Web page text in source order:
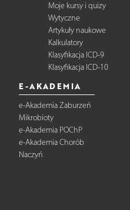
Moje kursy i quizy
Wytyczne
Artykuły naukowe
Kalkulatory
Klasyfikacja ICD-9
Klasyfikacja ICD-10
E-AKADEMIA
e-Akademia Zaburzeń
Mikrobioty
e-Akademia POChP
e-Akademia Chorób
Naczyń